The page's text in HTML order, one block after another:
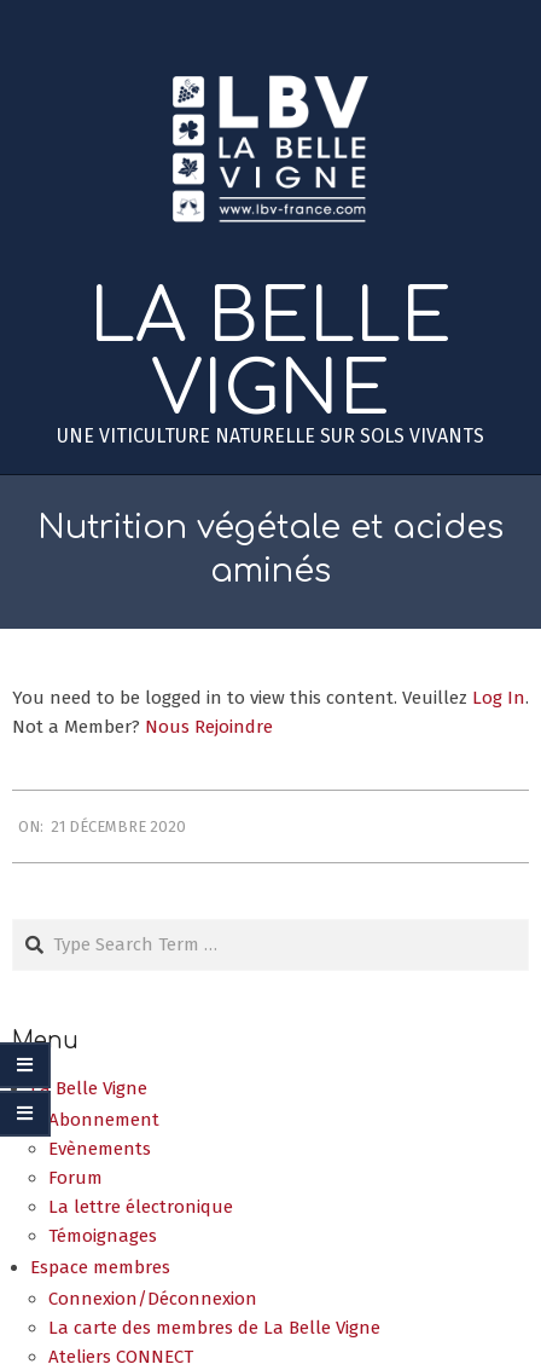
LA BELLE
VIGNE
UNE VITICULTURE NATURELLE SUR SOLS VIVANTS
Navigation
Menu
Navigation
Nutrition végétale et acides
aminés
You need to be logged in to view this content. Veuillez Log In.
Not a Member? Nous Rejoindre
12-
21
ON: 21 DÉCEMBRE 2020
Search
Menu
La Belle Vigne
Abonnement
Evènements
Forum
La lettre électronique
Témoignages
Espace membres
Connexion/Déconnexion
La carte des membres de La Belle Vigne
Ateliers CONNECT